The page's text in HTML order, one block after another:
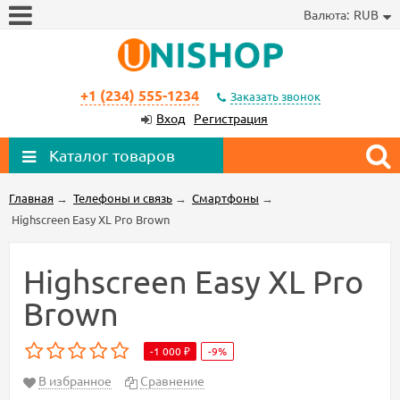
Валюта: RUB
+1 (234) 555-1234 Заказать звонок
Вход Регистрация
Каталог товаров
Главная → Телефоны и связь → Смартфоны →
Highscreen Easy XL Pro Brown
Highscreen Easy XL Pro
Brown
-1 000 ₽ -9%
В избранное Сравнение